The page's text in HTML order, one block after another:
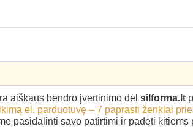
aiškaus bendro įvertinimo dėl silforma.lt
el. parduotuvę – 7 paprasti ženklai
pasidalinti savo patirtimi ir padėti kitiems